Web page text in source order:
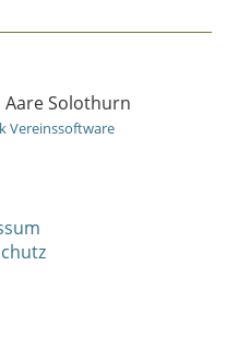
Solothurn
Vereinssoftware